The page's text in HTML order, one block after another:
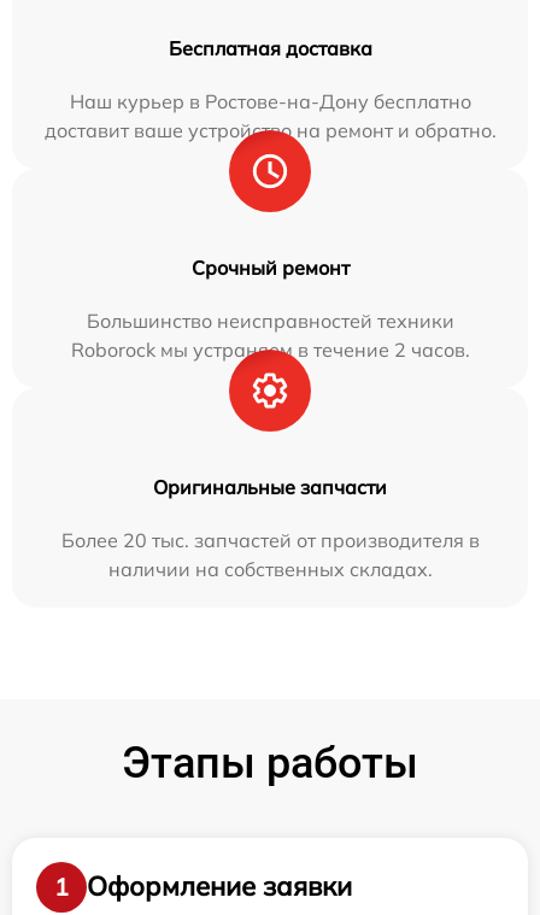
Бесплатная доставка
Наш курьер в Ростове-на-Дону бесплатно
доставит ваше устройство на ремонт и обратно.
Срочный ремонт
Большинство неисправностей техники
Roborock мы устраняем в течение 2 часов.
Оригинальные запчасти
Более 20 тыс. запчастей от производителя в
наличии на собственных складах.
Этапы работы
1
Оформление заявки